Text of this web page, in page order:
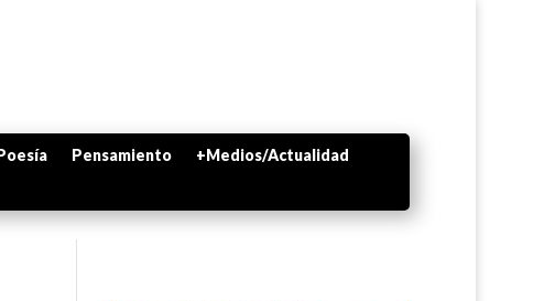
Pensamiento
+Medios/Actualidad